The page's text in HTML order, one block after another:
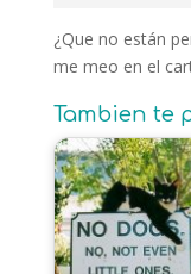
¿Que no están
me meo en el
Tambien te